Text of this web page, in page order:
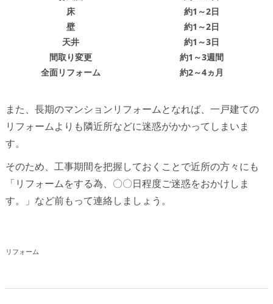
床
約1～2日
壁
約1～2日
天井
約1～3日
間取り変更
約1～3週間
全面リフォーム
約2～4ヵ月
また、長期のマンションリフォームとなれば、一戸建ての
リフォームよりも隣近所などに迷惑がかかってしまいま
す。
そのため、工事期間を把握しておくことで近所の方々にも
「リフォームをする為、〇〇日程度ご迷惑をおかけしま
す。」など前もって連絡しましょう。
リフォーム